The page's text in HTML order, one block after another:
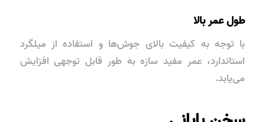
طول عمر بالا
با توجه به کیفیت بالای جوش‌ها و استفاده از میلگرد
استاندارد، عمر مفید سازه به طور قابل توجهی افزایش
می‌یابد.